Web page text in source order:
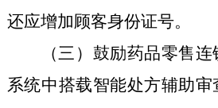
还应增加顾客身份证号。
（三）鼓励药品零售
系统中搭载智能处方辅助